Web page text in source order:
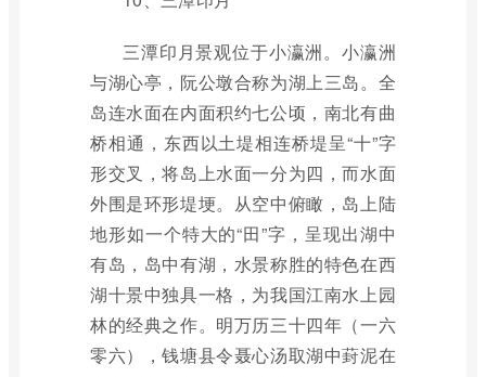
三潭印月景观位于小瀛洲。小瀛洲
与湖心亭，阮公墩合称为湖上三岛。全
岛连水面在内面积约七公顷，南北有曲
桥相通，东西以土堤相连桥堤呈“十”字
形交叉，将岛上水面一分为四，而水面
外围是环形堤埂。从空中俯瞰，岛上陆
地形如一个特大的“田”字，呈现出湖中
有岛，岛中有湖，水景称胜的特色在西
湖十景中独具一格，为我国江南水上园
林的经典之作。明万历三十四年（一六
零六），钱塘县令聂心汤取湖中葑泥在